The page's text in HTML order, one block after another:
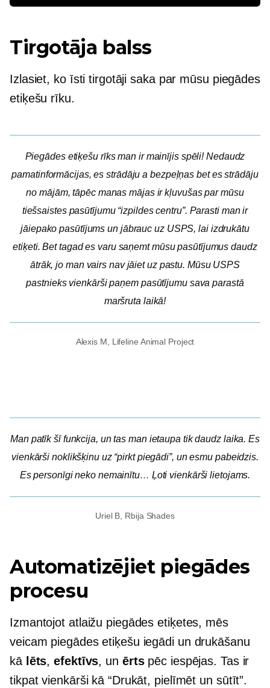
Tirgotāja balss
Izlasiet, ko īsti tirgotāji saka par mūsu piegādes
etiķešu rīku.
Piegādes etiķešu rīks man ir mainījis spēli! Nedaudz
pamatinformācijas, es strādāju abezpeļņas bet es strādāju
no mājām, tāpēc manas mājas ir kļuvušas par mūsu
tiešsaistes pasūtījumu “izpildes centru”. Parasti man ir
jāiepako pasūtījums un jābrauc uz USPS, lai izdrukātu
etiķeti. Bet tagad es varu saņemt mūsu pasūtījumus daudz
ātrāk, jo man vairs nav jāiet uz pastu. Mūsu USPS
pastnieks vienkārši paņem pasūtījumu sava parastā
maršruta laikā!
Alexis M, Lifeline Animal Project
Man patīk šī funkcija, un tas man ietaupa tik daudz laika. Es
vienkārši noklikšķinu uz “pirkt piegādi”, un esmu pabeidzis.
Es personīgi neko nemainītu… Ļoti vienkārši lietojams.
Uriel B, Rbija Shades
Automatizējiet piegādes
procesu
Izmantojot atlaižu piegādes etiķetes, mēs
veicam piegādes etiķešu iegādi un drukāšanu
kā lēts,efektīvs, un ērtspēc iespējas. Tas ir
tikpat vienkārši kā “Drukāt, pielīmēt un sūtīt”.